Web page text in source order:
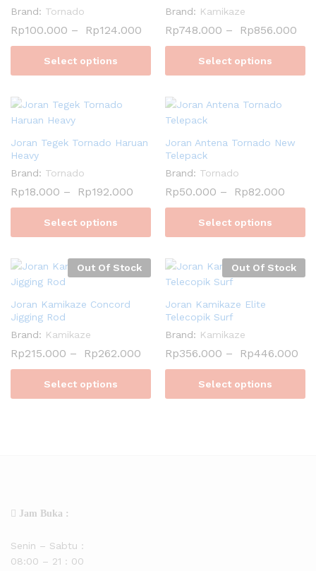
Brand: Tornado
Rp100.000 – Rp124.000
Select options
Brand: Kamikaze
Rp748.000 – Rp856.000
Select options
Joran Tegek Tornado Haruan
Heavy
Brand: Tornado
Rp18.000 – Rp192.000
Select options
Joran Antena Tornado New
Telepack
Brand: Tornado
Rp50.000 – Rp82.000
Select options
Out Of Stock
Joran Kamikaze Concord
Jigging Rod
Brand: Kamikaze
Rp215.000 – Rp262.000
Select options
Out Of Stock
Joran Kamikaze Elite
Telecopik Surf
Brand: Kamikaze
Rp356.000 – Rp446.000
Select options
Jam Buka :
Senin – Sabtu :
08:00 – 21 : 00